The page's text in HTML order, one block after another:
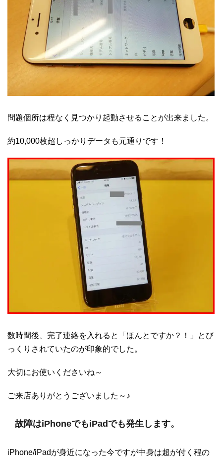
問題個所は程なく見つかり起動させることが出来ました。
約10,000枚超しっかりデータも元通りです！
数時間後、完了連絡を入れると「ほんとですか？！」とび
っくりされていたのが印象的でした。
大切にお使いくださいね～
ご来店ありがとうございました～♪
故障はiPhoneでもiPadでも発生します。
iPhone/iPadが身近になった今ですが中身は超が付く程の